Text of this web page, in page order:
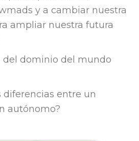
y a cambiar nuestra
ampliar nuestra futura
del dominio del mundo
diferencias entre un
autónomo?